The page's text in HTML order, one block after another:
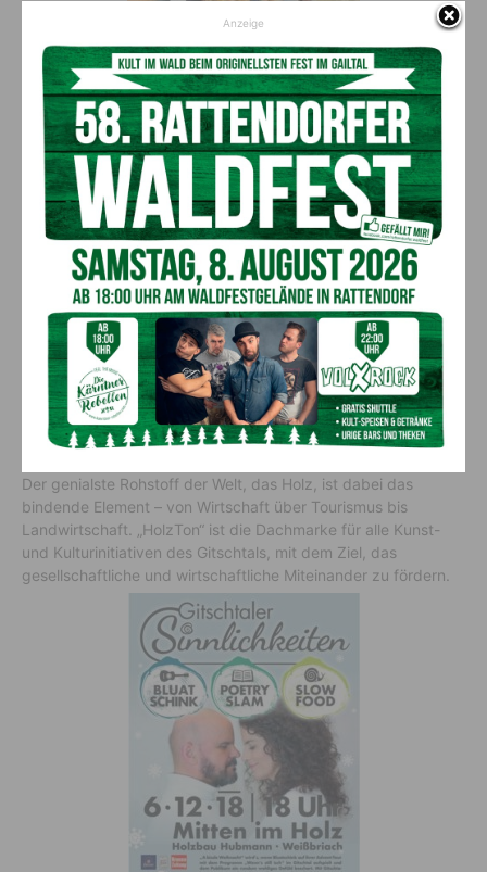
Die Kärntner Slowfood-Pioniere Hans
und Hans Steinwender vom Schloss
Lerchenhof mit den Hausherren Gerlinde
und Georg Hubmann
Die Kulturinitiative
Das Gitschtal in Oberkärnten ist die Heimat von ganz
besonderen Menschen, die sich mit Leidenschaft und
Kreativität für ihre Region engagieren. Im Vordergrund stehen
Der genialste Rohstoff der Welt, das Holz, ist dabei das
bindende Element – von Wirtschaft über Tourismus bis
Landwirtschaft. „HolzTon“ ist die Dachmarke für alle Kunst-
und Kulturinitiativen des Gitschtals, mit dem Ziel, das
gesellschaftliche und wirtschaftliche Miteinander zu fördern.
Anzeige